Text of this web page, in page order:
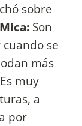
sobre
Mica: Son
se
más
muy
a
por